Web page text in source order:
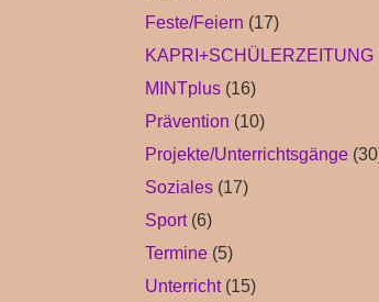
Feste/Feiern (17)
KAPRI+SCHÜLERZEITUNG
MINTplus (16)
Prävention (10)
Projekte/Unterrichtsgänge
Soziales (17)
Sport(6)
Termine (5)
Unterricht(15)